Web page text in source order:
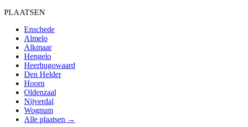
PLAATSEN
Enschede
Almelo
Alkmaar
Hengelo
Heerhugowaard
Den Helder
Hoorn
Oldenzaal
Nijverdal
Wognum
Alle plaatsen →